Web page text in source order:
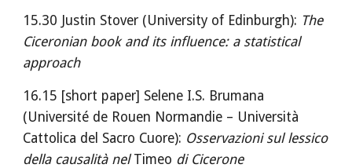
15.30 Justin Stover (University of Edinburgh): The
Ciceronian book and its influence: a statistical
approach
16.15 [short paper] Selene I.S. Brumana
(Université de Rouen Normandie – Università
Cattolica del Sacro Cuore): Osservazioni sul lessico
della causalità nel Timeo di Cicerone